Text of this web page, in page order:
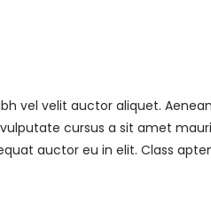
vel velit auctor aliquet.
cursus a sit amet
auctor eu in elit. Class